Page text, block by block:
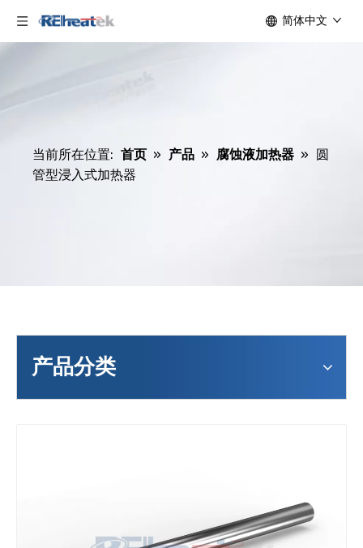
简体中文
当前所在位置: 首页 » 产品 » 腐蚀液加热器 » 圆
管型浸入式加热器
产品分类